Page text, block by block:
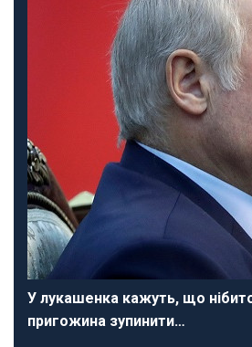
У лукашенка кажуть, що
пригожина зупинити…